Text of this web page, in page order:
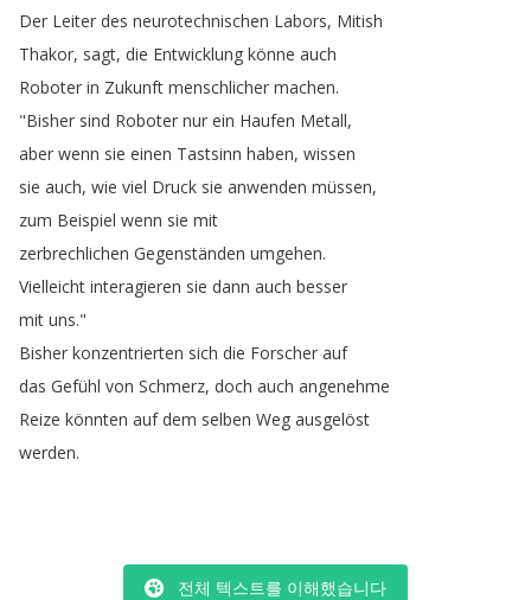
Der Leiter des neurotechnischen Labors, Mitish
Thakor, sagt, die Entwicklung könne auch
Roboter in Zukunft menschlicher machen.
"Bisher sind Roboter nur ein Haufen Metall,
aber wenn sie einen Tastsinn haben, wissen
sie auch, wie viel Druck sie anwenden müssen,
zum Beispiel wenn sie mit
zerbrechlichen Gegenständen umgehen.
Vielleicht interagieren sie dann auch besser
mit uns."
Bisher konzentrierten sich die Forscher auf
das Gefühl von Schmerz, doch auch angenehme
Reize könnten auf dem selben Weg ausgelöst
werden.
전체 텍스트를 이해했습니다